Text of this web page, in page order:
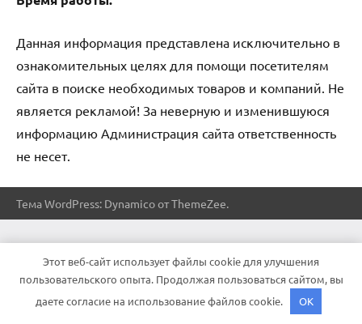
Данная информация представлена исключительно в
ознакомительных целях для помощи посетителям
сайта в поиске необходимых товаров и компаний. Не
является рекламой! За неверную и изменившуюся
информацию Администрация сайта ответственность
не несет.
Тема WordPress: Dynamico от ThemeZee.
Этот веб-сайт использует файлы cookie для улучшения
пользовательского опыта. Продолжая пользоваться сайтом, вы
даете согласие на использование файлов cookie.
OK